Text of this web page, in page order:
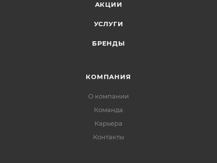
АКЦИИ
УСЛУГИ
БРЕНДЫ
КОМПАНИЯ
О компании
Команда
Карьера
Контакты